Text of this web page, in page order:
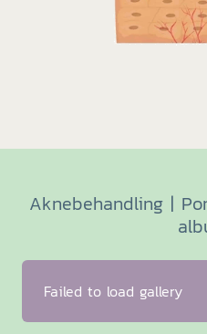
Aknebehandling |
Failed to load gallery